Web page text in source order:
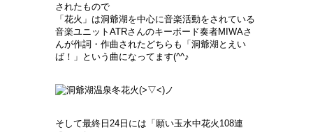
されたもので
「花火」は洞爺湖を中心に音楽活動をされている
音楽ユニットATRさんのキーボード奏者MIWAさ
んが作詞・作曲されたどちらも「洞爺湖とえい
ば！」という曲になってます(^^♪
そして最終日24日には「願い玉水中花火108連